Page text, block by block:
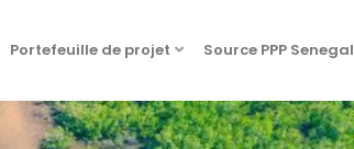
Portefeuille de projet Source PPP Senegal